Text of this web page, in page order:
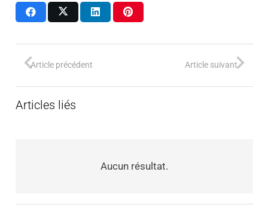
Article précédent Article suivant
Articles liés
Aucun résultat.